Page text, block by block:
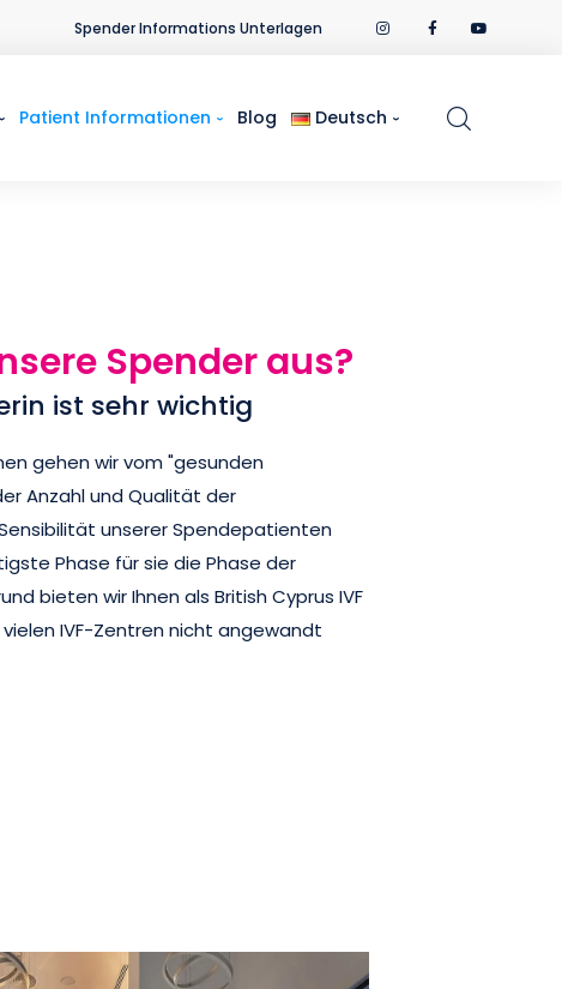
Spender Informations Unterlagen
Patient Informationen Blog Deutsch
Spender aus?
ist sehr wichtig
gehen wir vom "gesunden
Anzahl und Qualität der
unserer Spendepatienten
Phase für sie die Phase der
bieten wir Ihnen als British Cyprus IVF
IVF-Zentren nicht angewandt